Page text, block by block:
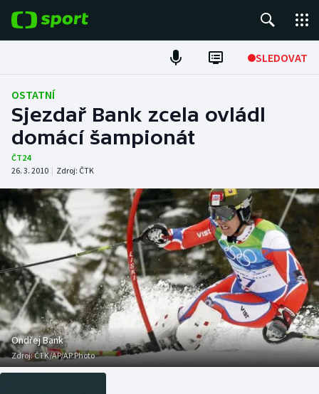
SLEDOVAT
Fotbal
Hokej
Tenis
Atletika
Cyklistika
DALŠÍ SPORTY
Americký fotbal
Baseball a softbal
Basketbal
NEPŘEHLÉDNĚTE
Soutěže
Historické návraty
OSTATNÍ
Sjezdař Bank zcela ovládl
domácí šampionát
ČT24
26. 3. 2010 | Zdroj: ČTK
Ondřej Bank
Zdroj:ČTK/AP/AP Photo